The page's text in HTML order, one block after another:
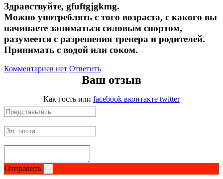
Здравствуйте, gfuftgjgkmg.
Можно употреблять с того возраста, с какого вы
начинаете заниматься силовым спортом,
разумеется с разрешения тренера и родителей.
Принимать с водой или соком.
Комментариев нет Ответить
Ваш отзыв
Как гость или facebook вконтакте twitter
Отправить